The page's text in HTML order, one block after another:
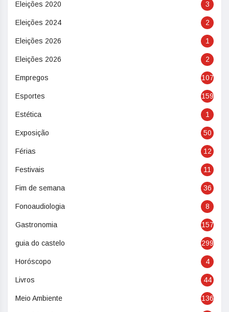
Eleições 2020 3
Eleições 2024 2
Eleições 2026 1
Eleições 2026 2
Empregos 107
Esportes 159
Estética 1
Exposição 50
Férias 12
Festivais 11
Fim de semana 36
Fonoaudiologia 8
Gastronomia 157
guia do castelo 299
Horóscopo 4
Livros 44
Meio Ambiente 136